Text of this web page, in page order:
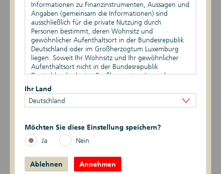
Informationen zu Finanzinstrumenten, Aussagen und
Angaben (gemeinsam die Informationen) sind
ausschließlich für die private Nutzung durch
Personen bestimmt, deren Wohnsitz und
gewöhnlicher Aufenthaltsort in der Bundesrepublik
Deutschland oder im Großherzogtum Luxemburg
liegen. Soweit Ihr Wohnsitz und Ihr gewöhnlicher
Aufenthaltsort nicht in der Bundesrepublik
Deutschland oder im Großherzogtum Luxemburg
liegen, ist Ihnen die Nutzung dieser Webseiten nicht
gestattet. Durch die Nutzung dieser Webseiten
bestätigen Sie, dass Ihr Wohnsitz und gewöhnlicher
Vertriebsbeschränkungen
Die auf den Webseiten enthaltenen Informationen
dürfen nicht außerhalb der der Bundesrepublik
Deutschland und/oder dem Großherzogtum
Ihr Land
Deutschland
Möchten Sie diese Einstellung speichern?
Ja
Nein
Ablehnen Annehmen
Überblick
Produktdetails
Basiswert
Szenario-Rechner
Publikationen